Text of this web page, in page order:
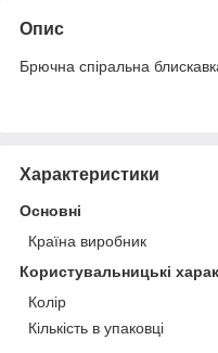
Опис
Брючна спіральна
Характеристики
Основні
Країна виробник
Користувальницькі
Колір
Кількість в упаковці